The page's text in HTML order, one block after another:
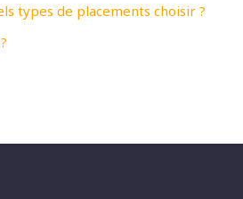
types de placements choisir ?